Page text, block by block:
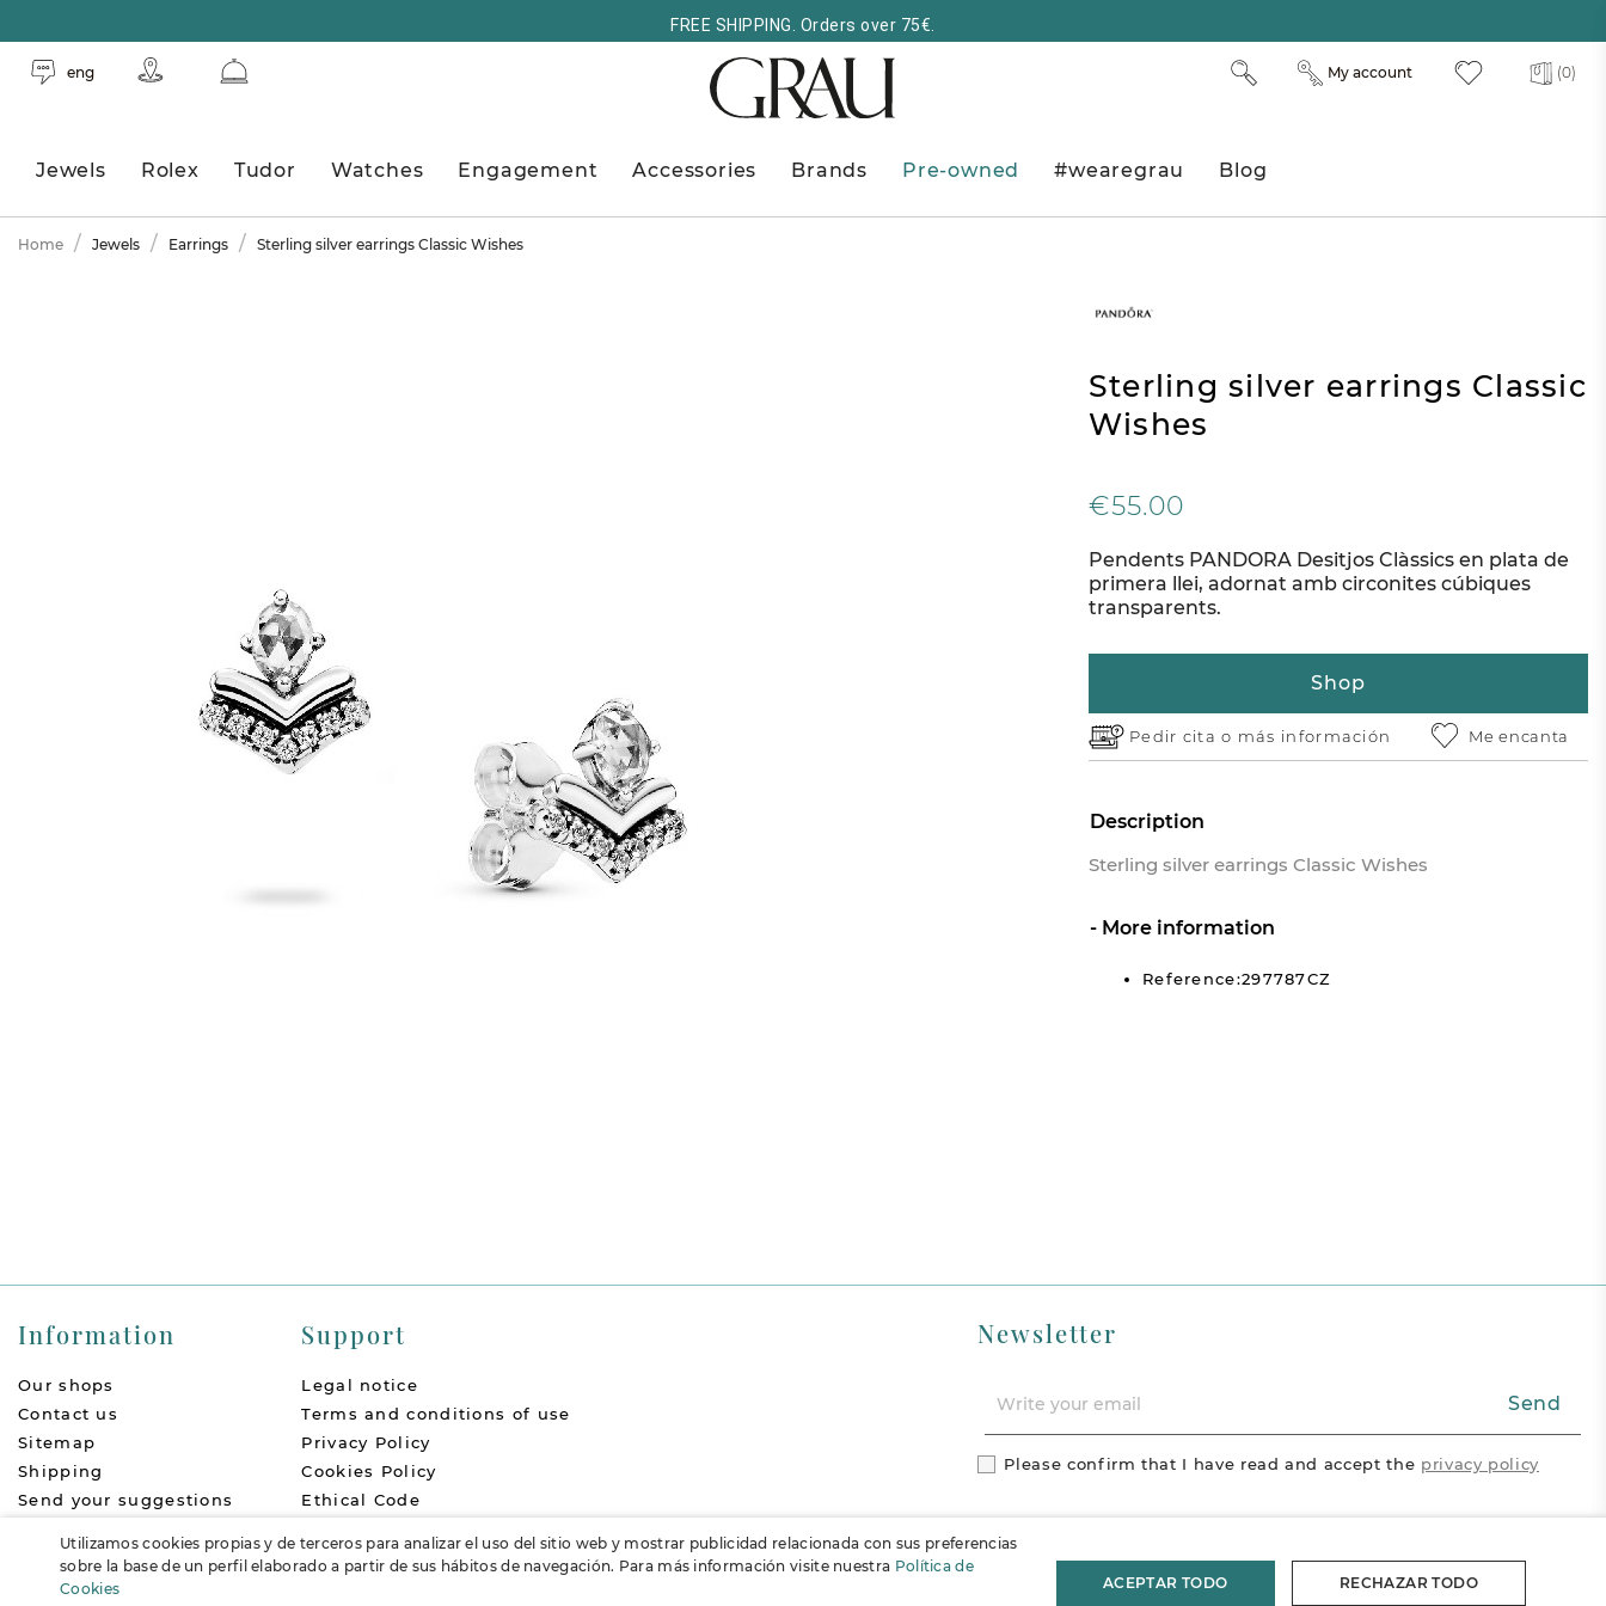
FREE SHIPPING. Orders over 75€.
eng (0)
My account
Jewels Rolex Tudor Watches Engagement Accessories Brands Pre-owned #wearegrau Blog
Home Jewels Earrings Sterling silver earrings Classic Wishes
Sterling silver earrings Classic
Wishes
€55.00
Pendents PANDORA Desitjos Clàssics en plata de
primera llei, adornat amb circonites cúbiques
transparents.
Shop
Pedir cita o más información Me encanta
Description
Sterling silver earrings Classic Wishes
More information
Reference:297787CZ
Information
Our shops
Contact us
Sitemap
Shipping
Send your suggestions
Accessibility
Support
Legal notice
Terms and conditions of use
Privacy Policy
Cookies Policy
Ethical Code
FAQs
Newsletter
Send
Please confirm that I have read and accept the privacy policy
Utilizamos cookies propias y de terceros para analizar el uso del sitio web y mostrar publicidad relacionada con sus preferencias
sobre la base de un perfil elaborado a partir de sus hábitos de navegación. Para más información visite nuestra Política de
Cookies
ACEPTAR TODO RECHAZAR TODO